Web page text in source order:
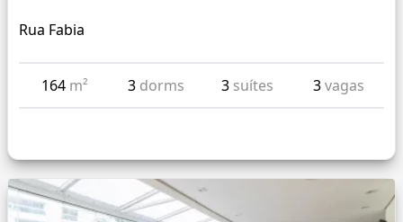
Rua Fabia
164 m² 3 dorms 3 suítes 3vagas